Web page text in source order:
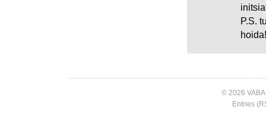
P.S.
© 2026
Entries